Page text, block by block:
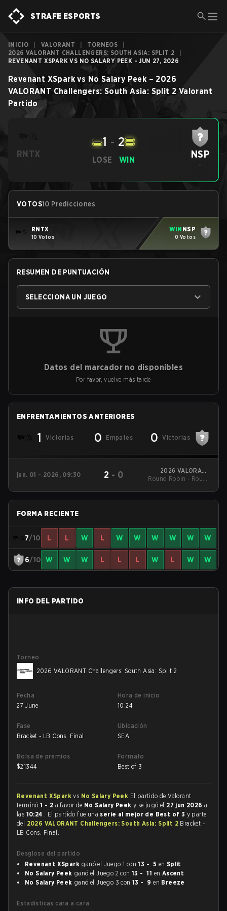
STRAFE ESPORTS
INICIO VALORANT TORNEOS
2026 VALORANT CHALLENGERS: SOUTH ASIA: SPLIT 2
REVENANT XSPARK VS NO SALARY PEEK - JUN 27, 2026
Revenant XSpark vs No Salary Peek – 2026
VALORANT Challengers: South Asia: Split 2 Valorant
Partido
RNTX
-
LOSE
1 - 2
WIN NSP
-
VOTOS10 Predicciones
RNTX
10 Votos
WIN NSP
0 Votos
RESUMEN DE PUNTUACIÓN
SELECCIONA UN JUEGO
Datos del marcador no disponibles
Por favor, vuelve más tarde
ENFRENTAMIENTOS ANTERIORES
1 Victorias 0 Empates 0 Victorias
jun. 01 - 2026, 09:30 2 - 0
2026 VALORANT
Challengers: South
Round Robin - Round
FORMA RECIENTE
7/10 L L W L W W W W W W
6/10 W W W L L L W L W W
INFO DEL PARTIDO
Torneo
2026 VALORANT Challengers: South Asia: Split 2
Fecha
27 June
Hora de inicio
10:24
Fase
Bracket - LB Cons. Final
Ubicación
SEA
Bolsa de premios
$21344
Formato
Best of 3
Revenant XSparkvs No Salary Peek El partido de Valorant
terminó1 - 2 a favor de No Salary Peeky se jugó el 27 jun 2026a
las 10:24 . El partido fue una serie al mejor de Best of 3 y parte
del 2026 VALORANT Challengers: South Asia: Split 2 Bracket -
LB Cons. Final.
Desglose del partido
Revenant XSpark ganó el Juego 1 con13 - 5 en Split
No Salary Peek ganó el Juego 2 con13 - 11 en Ascent
No Salary Peek ganó el Juego 3 con13 - 9 en Breeze
Estadísticas cara a cara